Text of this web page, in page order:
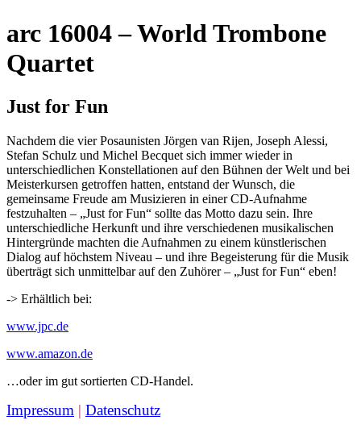
arc 16004 – World Trombone
Quartet
Just for Fun
Nachdem die vier Posaunisten Jörgen van Rijen, Joseph Alessi,
Stefan Schulz und Michel Becquet sich immer wieder in
unterschiedlichen Konstellationen auf den Bühnen der Welt und bei
Meisterkursen getroffen hatten, entstand der Wunsch, die
gemeinsame Freude am Musizieren in einer CD-Aufnahme
festzuhalten – „Just for Fun“ sollte das Motto dazu sein. Ihre
unterschiedliche Herkunft und ihre verschiedenen musikalischen
Hintergründe machten die Aufnahmen zu einem künstlerischen
Dialog auf höchstem Niveau – und ihre Begeisterung für die Musik
überträgt sich unmittelbar auf den Zuhörer – „Just for Fun“ eben!
-> Erhältlich bei:
www.jpc.de
www.amazon.de
…oder im gut sortierten CD-Handel.
Impressum | Datenschutz